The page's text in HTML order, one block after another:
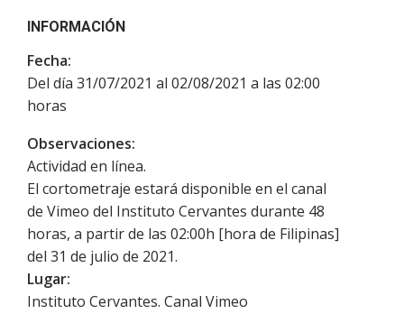
INFORMACIÓN
Fecha:
Del día 31/07/2021 al 02/08/2021 a las 02:00
horas
Observaciones:
Actividad en línea.
El cortometraje estará disponible en el canal
de Vimeo del Instituto Cervantes durante 48
horas, a partir de las 02:00h [hora de Filipinas]
del 31 de julio de 2021.
Lugar:
Instituto Cervantes. Canal Vimeo